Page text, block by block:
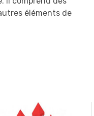
éléments de